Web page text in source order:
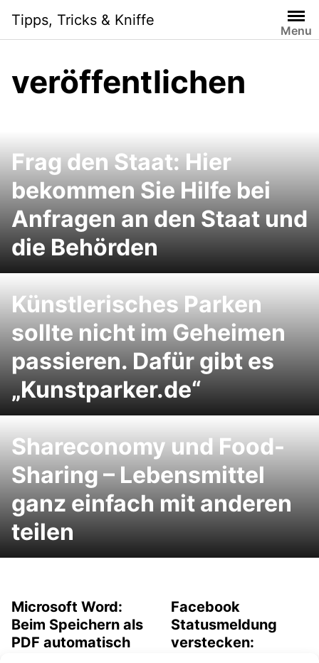
i
Tipps, Tricks & Kniffe
Menu
veröffentlichen
Frag den Staat: Hier
bekommen Sie Hilfe bei
Anfragen an den Staat und
die Behörden
Künstlerisches Parken
sollte nicht im Geheimen
passieren. Dafür gibt es
„Kunstparker.de“
Shareconomy und Food-
Sharing – Lebensmittel
ganz einfach mit anderen
teilen
Microsoft Word:
Beim Speichern als
PDF automatisch
Facebook
Statusmeldung
verstecken: